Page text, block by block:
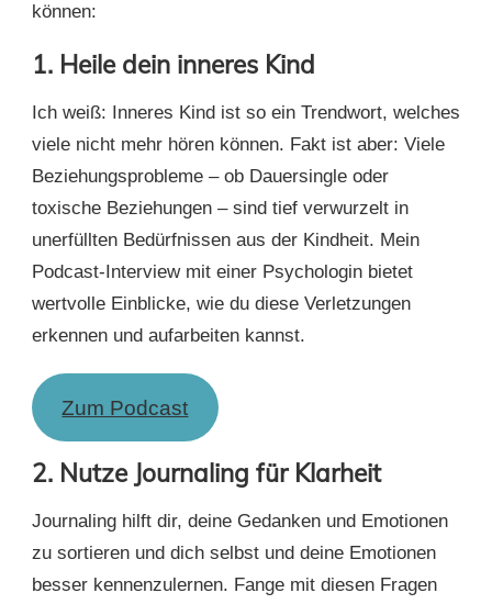
können:
1. Heile dein inneres Kind
Ich weiß: Inneres Kind ist so ein Trendwort, welches
viele nicht mehr hören können. Fakt ist aber: Viele
Beziehungsprobleme – ob Dauersingle oder
toxische Beziehungen – sind tief verwurzelt in
unerfüllten Bedürfnissen aus der Kindheit. Mein
Podcast-Interview mit einer Psychologin bietet
wertvolle Einblicke, wie du diese Verletzungen
erkennen und aufarbeiten kannst.
Zum Podcast
2. Nutze Journaling für Klarheit
Journaling hilft dir, deine Gedanken und Emotionen
zu sortieren und dich selbst und deine Emotionen
besser kennenzulernen. Fange mit diesen Fragen